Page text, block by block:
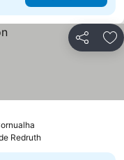
Partilhar
Redruth